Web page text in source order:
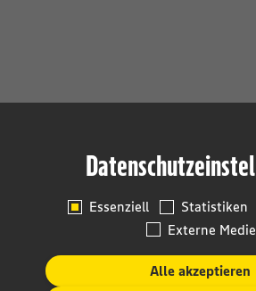
Essenziell Statistiken
Externe
Alle akzeptieren